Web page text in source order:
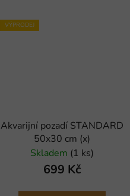
VÝPRODEJ
Akvarijní pozadí STANDARD
50x30 cm (x)
Skladem (1 ks)
699 Kč